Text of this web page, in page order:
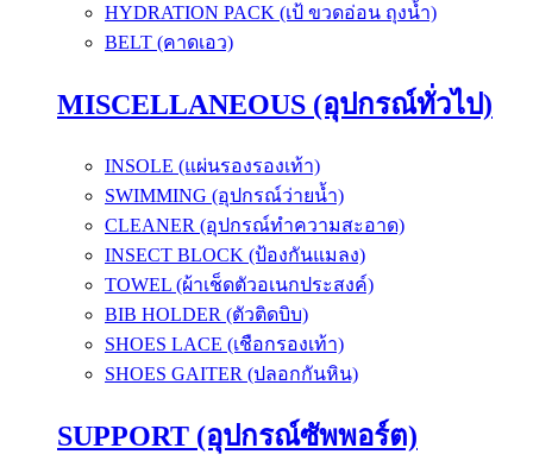
HYDRATION PACK (เป้ ขวดอ่อน ถุงน้ำ)
BELT (คาดเอว)
MISCELLANEOUS (อุปกรณ์ทั่วไป)
INSOLE (แผ่นรองรองเท้า)
SWIMMING (อุปกรณ์ว่ายน้ำ)
CLEANER (อุปกรณ์ทำความสะอาด)
INSECT BLOCK (ป้องกันแมลง)
TOWEL (ผ้าเช็ดตัวอเนกประสงค์)
BIB HOLDER (ตัวติดบิบ)
SHOES LACE (เชือกรองเท้า)
SHOES GAITER (ปลอกกันหิน)
SUPPORT (อุปกรณ์ซัพพอร์ต)